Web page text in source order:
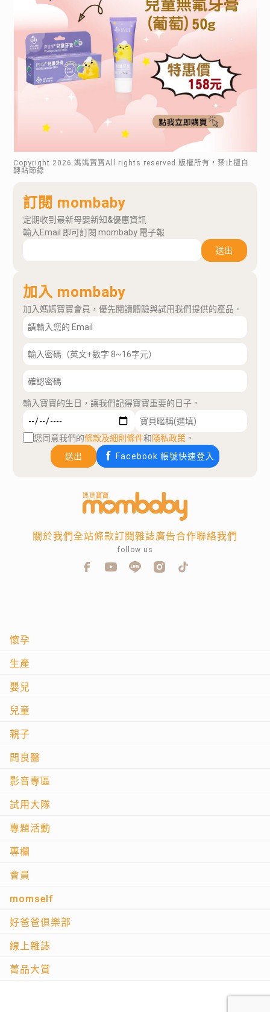
Copyright 2026 .媽媽寶寶All rights reserved.版權所有，禁止擅自
轉貼節錄
訂閱 mombaby
定期收到最新母嬰新知&優惠資訊
輸入Email 即可訂閱 mombaby 電子報
送出
加入 mombaby
加入媽媽寶寶會員，優先閱讀體驗與試用我們提供的產品。
輸入寶寶的生日，讓我們記得寶寶重要的日子。
您同意我們的條款及細則條件和隱私政策 。
送出
Facebook 帳號快速登入
懷孕
生產
嬰兒
兒童
親子
問良醫
影音專區
試用大隊
專題活動
專欄
會員
momself
好爸爸俱樂部
線上雜誌
菁品大賞
關於我們全站條款訂閱雜誌廣告合作聯絡我們
follow us